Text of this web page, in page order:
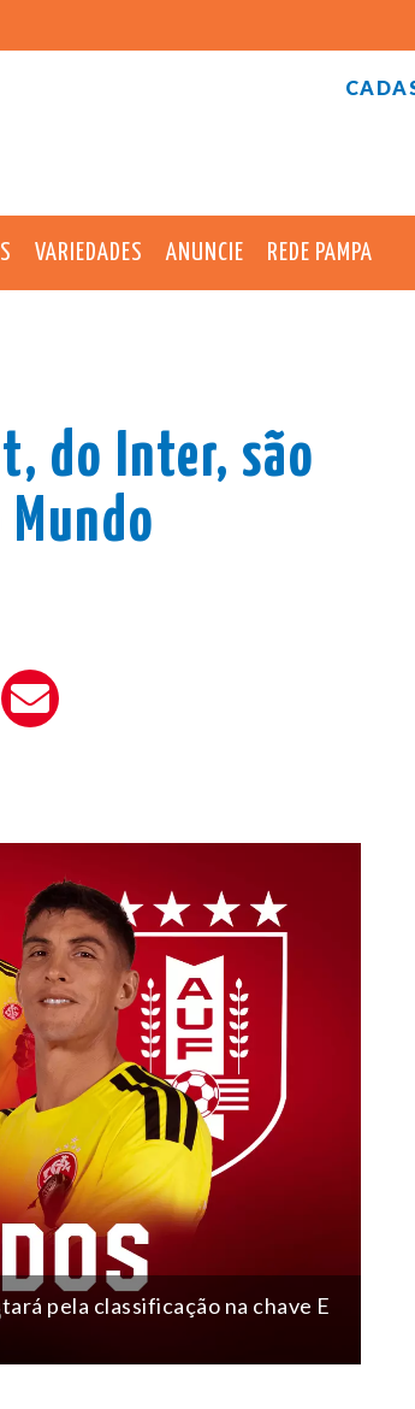
VARIEDADES ANUNCIE REDE PAMPA
do Inter, são
pela classificação na chave E